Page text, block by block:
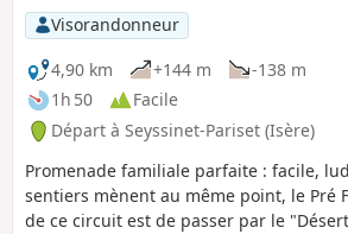
Visorandonneur
4,90 km
+144 m
-138 m
1h 50
Facile
Départ à Seyssinet-Pariset (Isère)
Promenade familiale parfaite : facile,
sentiers mènent au même point, le Pré
de ce circuit est de passer par le "Désert